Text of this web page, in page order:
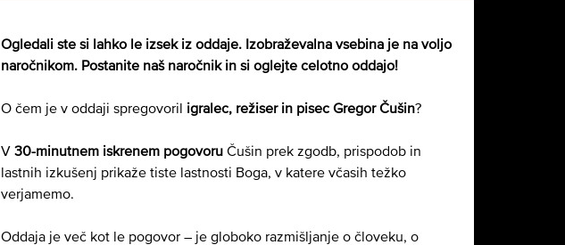
Ogledali ste si lahko le izsek iz oddaje. Izobraževalna vsebina je na voljo
naročnikom. Postanite naš naročnik in si oglejte celotno oddajo!
O čem je v oddaji spregovoril igralec, režiser in pisec Gregor Čušin?
V 30-minutnem iskrenem pogovoru Čušin prek zgodb, prispodob in
lastnih izkušenj prikaže tiste lastnosti Boga, v katere včasih težko
verjamemo.
Oddaja je več kot le pogovor – je globoko razmišljanje o človeku, o